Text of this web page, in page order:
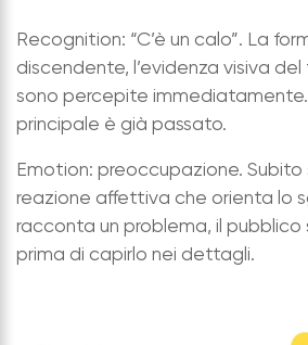
Recognition: “C’è un calo”. La
discendente, l’evidenza visiva
sono percepite
principale è già passato.
Emotion: preoccupazione. Subito
reazione affettiva che orienta lo
racconta un problema, il pubblico
prima di capirlo nei dettagli.